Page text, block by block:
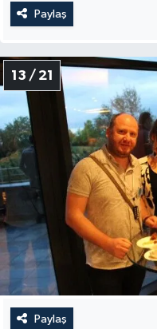
Paylaş
13 / 21
Paylaş